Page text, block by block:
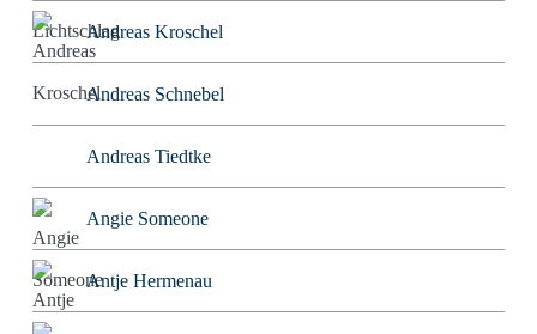
Andreas Kroschel
Andreas Schnebel
Andreas Tiedtke
Angie Someone
Antje Hermenau